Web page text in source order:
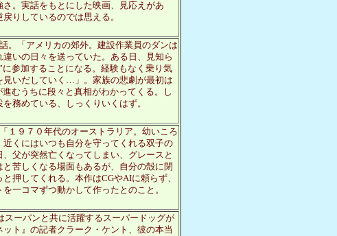
。実話をもとにした映画、見応えがあ
りしているのでは思える。
。「アメリカの郊外。建設作業員のダンは
いの日々を送っていた。ある日、見知ら
参加することになる。経験もなく乗り気
見いだしていく…」。家族の悲劇が最初は
むうちに段々と真相がわかってくる。し
務めている、しっくりいくはず。
１９７０年代のオーストラリア。幼いころ
くにはいつも自分を守ってくれる双子の
父が突然亡くなってしまい、グレースと
苦しくなる場面もあるが、自分の殻に閉
押してくれる。本作はCGやAIに頼らず、
一コマずつ動かして作ったとのこと。
ーパンと共に活躍するスーパードッグが
ト』の記者クラーク・ケント、彼の本当